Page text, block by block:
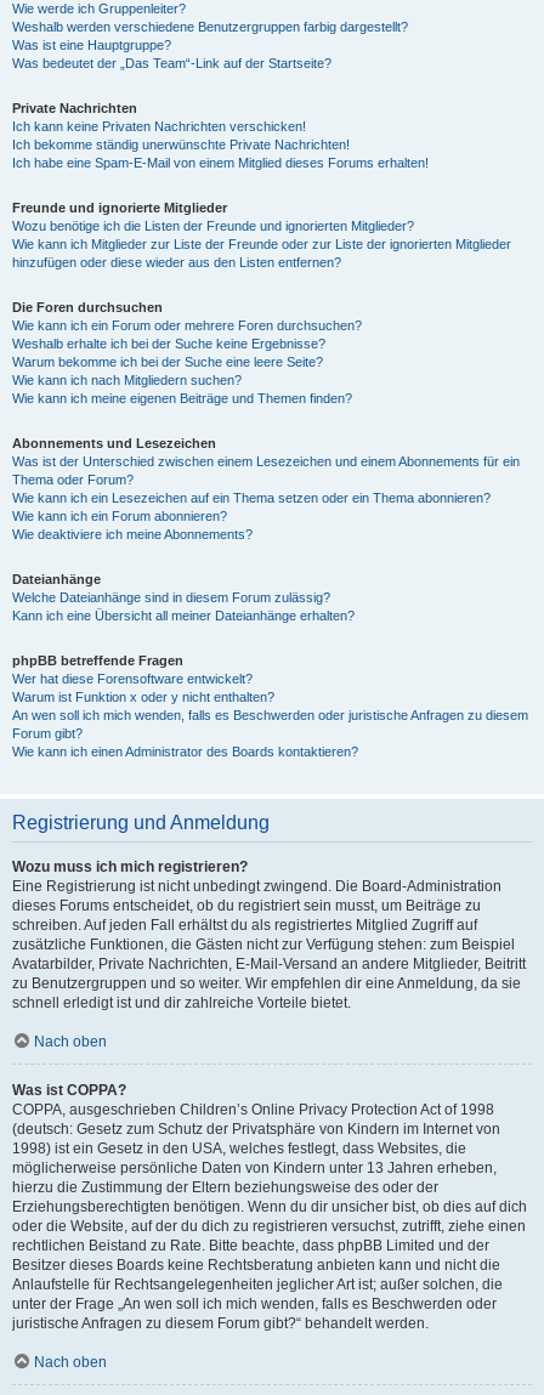
Wie werde ich Gruppenleiter?
Weshalb werden verschiedene Benutzergruppen farbig dargestellt?
Was ist eine Hauptgruppe?
Was bedeutet der „Das Team“-Link auf der Startseite?
Private Nachrichten
Ich kann keine Privaten Nachrichten verschicken!
Ich bekomme ständig unerwünschte Private Nachrichten!
Ich habe eine Spam-E-Mail von einem Mitglied dieses Forums erhalten!
Freunde und ignorierte Mitglieder
Wozu benötige ich die Listen der Freunde und ignorierten Mitglieder?
Wie kann ich Mitglieder zur Liste der Freunde oder zur Liste der ignorierten Mitglieder
hinzufügen oder diese wieder aus den Listen entfernen?
Die Foren durchsuchen
Wie kann ich ein Forum oder mehrere Foren durchsuchen?
Weshalb erhalte ich bei der Suche keine Ergebnisse?
Warum bekomme ich bei der Suche eine leere Seite?
Wie kann ich nach Mitgliedern suchen?
Wie kann ich meine eigenen Beiträge und Themen finden?
Abonnements und Lesezeichen
Was ist der Unterschied zwischen einem Lesezeichen und einem Abonnements für ein
Thema oder Forum?
Wie kann ich ein Lesezeichen auf ein Thema setzen oder ein Thema abonnieren?
Wie kann ich ein Forum abonnieren?
Wie deaktiviere ich meine Abonnements?
Dateianhänge
Welche Dateianhänge sind in diesem Forum zulässig?
Kann ich eine Übersicht all meiner Dateianhänge erhalten?
phpBB betreffende Fragen
Wer hat diese Forensoftware entwickelt?
Warum ist Funktion x oder y nicht enthalten?
An wen soll ich mich wenden, falls es Beschwerden oder juristische Anfragen zu diesem
Forum gibt?
Wie kann ich einen Administrator des Boards kontaktieren?
Registrierung und Anmeldung
Wozu muss ich mich registrieren?
Eine Registrierung ist nicht unbedingt zwingend. Die Board-Administration
dieses Forums entscheidet, ob du registriert sein musst, um Beiträge zu
schreiben. Auf jeden Fall erhältst du als registriertes Mitglied Zugriff auf
zusätzliche Funktionen, die Gästen nicht zur Verfügung stehen: zum Beispiel
Avatarbilder, Private Nachrichten, E-Mail-Versand an andere Mitglieder, Beitritt
zu Benutzergruppen und so weiter. Wir empfehlen dir eine Anmeldung, da sie
schnell erledigt ist und dir zahlreiche Vorteile bietet.
Nach oben
Was ist COPPA?
COPPA, ausgeschrieben Children’s Online Privacy Protection Act of 1998
(deutsch: Gesetz zum Schutz der Privatsphäre von Kindern im Internet von
1998) ist ein Gesetz in den USA, welches festlegt, dass Websites, die
möglicherweise persönliche Daten von Kindern unter 13 Jahren erheben,
hierzu die Zustimmung der Eltern beziehungsweise des oder der
Erziehungsberechtigten benötigen. Wenn du dir unsicher bist, ob dies auf dich
oder die Website, auf der du dich zu registrieren versuchst, zutrifft, ziehe einen
rechtlichen Beistand zu Rate. Bitte beachte, dass phpBB Limited und der
Besitzer dieses Boards keine Rechtsberatung anbieten kann und nicht die
Anlaufstelle für Rechtsangelegenheiten jeglicher Art ist; außer solchen, die
unter der Frage „An wen soll ich mich wenden, falls es Beschwerden oder
juristische Anfragen zu diesem Forum gibt?“ behandelt werden.
Nach oben